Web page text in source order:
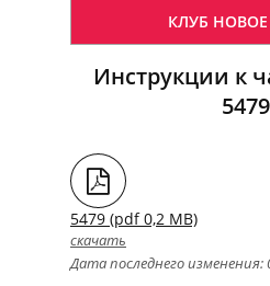
КЛУБ
Инструкции к
5479
5479 (pdf 0,2 MB)
скачать
Дата последнего изменения: